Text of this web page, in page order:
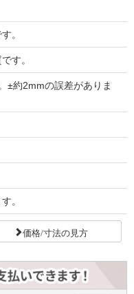
。
す。
±約2mmの誤差がありま
。
価格/寸法の見方